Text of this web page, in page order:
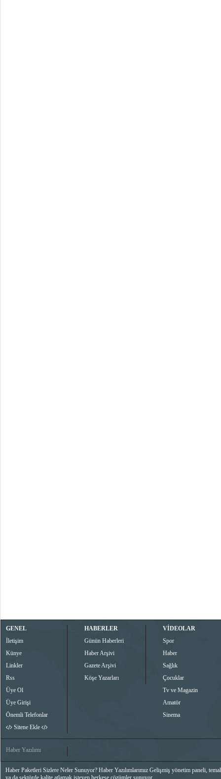
GENEL
İletişim
Künye
Linkler
Rss
Üye Ol
Üye Girişi
Önemli Telefonlar
Sitene Ekle
HABERLER
Günün Haberleri
Haber Arşivi
Gazete Arşivi
Köşe Yazarları
VİDEOLAR
Spor
Haber
Sağlık
Çocuklar
Tv ve Magazin
Amatör
Sinema
Haber Yazılımı
Haber Paketleri Sizlere Neler Sunuyor? Haber Yazılımlarımız Gelişmiş yönetim paneli,
ya da sektörde kalite atlamak isteyen herkese çözümler sunuyor.